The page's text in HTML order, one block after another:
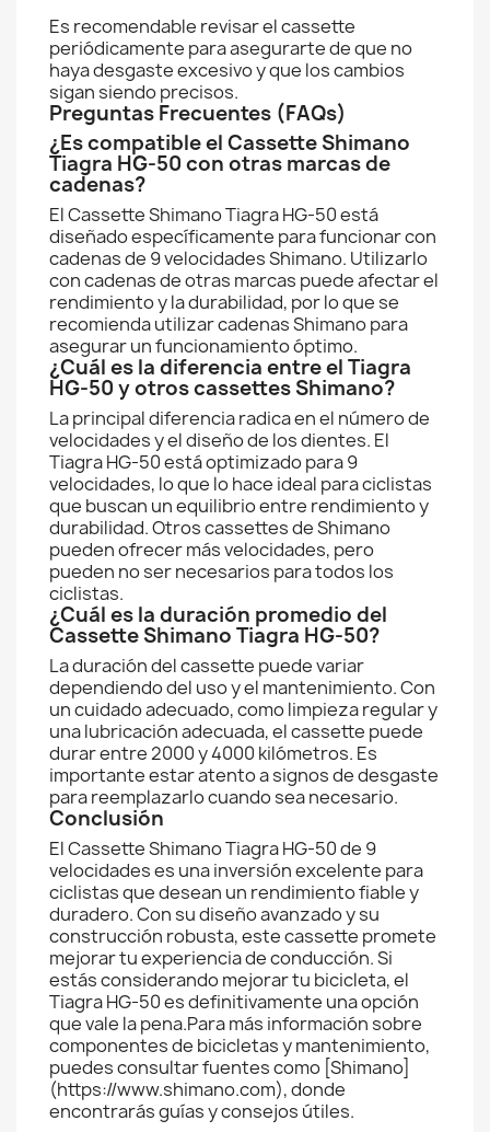
Es recomendable revisar el cassette
periódicamente para asegurarte de que no
haya desgaste excesivo y que los cambios
sigan siendo precisos.
Preguntas Frecuentes (FAQs)
¿Es compatible el Cassette Shimano
Tiagra HG-50 con otras marcas de
cadenas?
El Cassette Shimano Tiagra HG-50 está
diseñado específicamente para funcionar con
cadenas de 9 velocidades Shimano. Utilizarlo
con cadenas de otras marcas puede afectar el
rendimiento y la durabilidad, por lo que se
recomienda utilizar cadenas Shimano para
asegurar un funcionamiento óptimo.
¿Cuál es la diferencia entre el Tiagra
HG-50 y otros cassettes Shimano?
La principal diferencia radica en el número de
velocidades y el diseño de los dientes. El
Tiagra HG-50 está optimizado para 9
velocidades, lo que lo hace ideal para ciclistas
que buscan un equilibrio entre rendimiento y
durabilidad. Otros cassettes de Shimano
pueden ofrecer más velocidades, pero
pueden no ser necesarios para todos los
ciclistas.
¿Cuál es la duración promedio del
Cassette Shimano Tiagra HG-50?
La duración del cassette puede variar
dependiendo del uso y el mantenimiento. Con
un cuidado adecuado, como limpieza regular y
una lubricación adecuada, el cassette puede
durar entre 2000 y 4000 kilómetros. Es
importante estar atento a signos de desgaste
para reemplazarlo cuando sea necesario.
Conclusión
El Cassette Shimano Tiagra HG-50 de 9
velocidades es una inversión excelente para
ciclistas que desean un rendimiento fiable y
duradero. Con su diseño avanzado y su
construcción robusta, este cassette promete
mejorar tu experiencia de conducción. Si
estás considerando mejorar tu bicicleta, el
Tiagra HG-50 es definitivamente una opción
que vale la pena.Para más información sobre
componentes de bicicletas y mantenimiento,
puedes consultar fuentes como [Shimano]
(https://www.shimano.com), donde
encontrarás guías y consejos útiles.